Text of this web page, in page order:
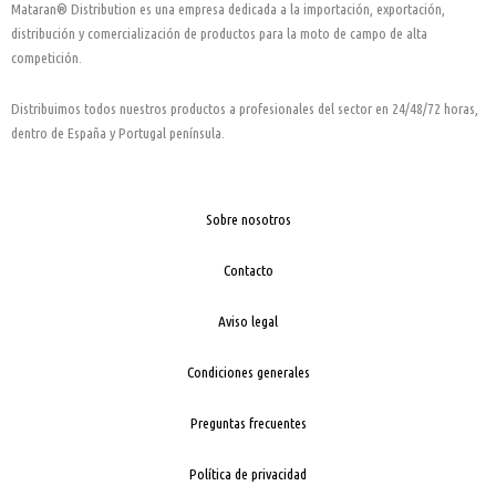
o
k
f
r
e
Mataran® Distribution es una empresa dedicada a la importación, exportación,
distribución y comercialización de productos para la moto de campo de alta
competición.
Distribuimos todos nuestros productos a profesionales del sector en 24/48/72 horas,
dentro de España y Portugal península.
Sobre nosotros
Contacto
Aviso legal
Condiciones generales
Preguntas frecuentes
Política de privacidad